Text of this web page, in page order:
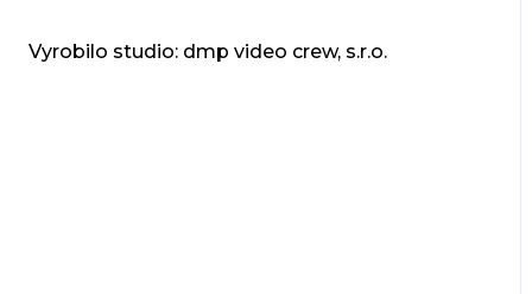
Vyrobilo studio: dmp video crew, s.r.o.